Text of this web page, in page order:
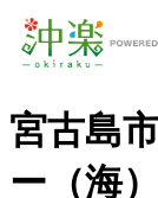
宮古島
ー（海